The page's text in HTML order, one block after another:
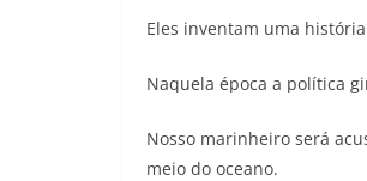
Eles inventam uma
Naquela época a política
Nosso marinheiro será
meio do oceano.